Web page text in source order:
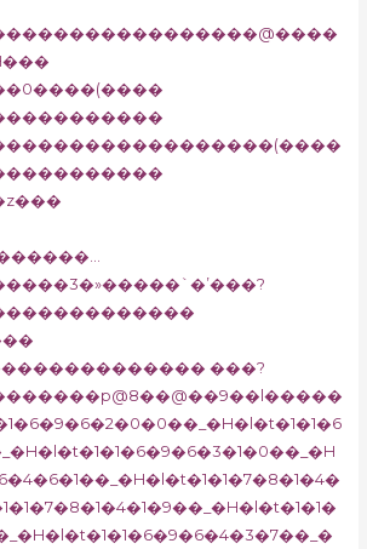
���?